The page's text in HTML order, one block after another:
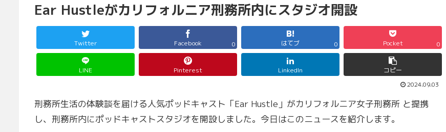
Ear Hustleがカリフォルニア刑務所内にスタジオ開設
Twitter Facebook 0 はてブ 0 Pocket 0
LINE Pinterest LinkedIn
コピー
2024.09.03
刑務所生活の体験談を届ける人気ポッドキャスト「Ear Hustle」がカリフォルニア女子刑務所 と提携
し、刑務所内にポッドキャストスタジオを開設しました。今日はこのニュースを紹介します。